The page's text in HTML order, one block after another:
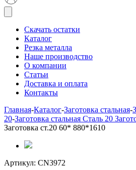
Скачать остатки
Каталог
Резка металла
Наше производство
О компании
Статьи
Доставка и оплата
Контакты
Главная-Каталог-Заготовка стальная-
20-Заготовка стальная Сталь 20
Заготовка ст.20 60* 880*1610
Артикул: CN3972